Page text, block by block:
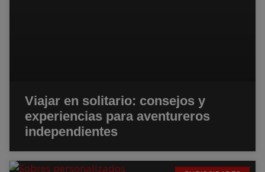
Viajar en solitario: consejos y
experiencias para aventureros
independientes